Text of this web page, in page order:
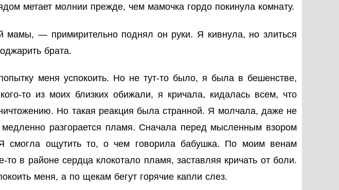
метает молнии прежде, чем мамочка гордо покинула комнату.
мамы, — примирительно поднял он руки. Я кивнула, но злиться
брата.
меня успокоить. Но не тут-то было, я была в бешенстве,
то из моих близких обижали, я кричала, кидалась всем, что
Но такая реакция была странной. Я молчала, даже не
разгорается пламя. Сначала перед мысленным взором
смогла ощутить то, о чем говорила бабушка. По моим венам
в районе сердца клокотало пламя, заставляя кричать от боли.
меня, а по щекам бегут горячие капли слез.